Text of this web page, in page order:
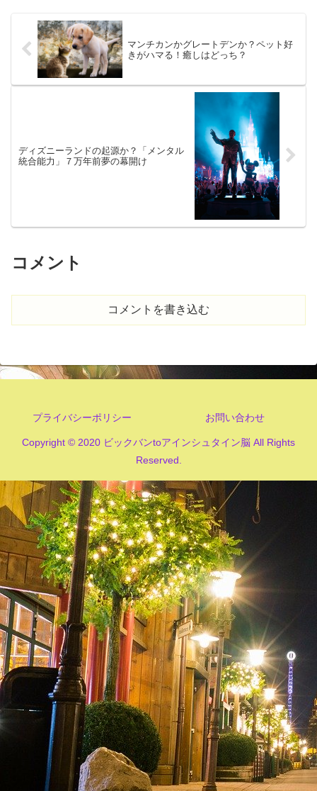
マンチカンかグレートデンか？ペット好
きがハマる！癒しはどっち？
ディズニーランドの起源か？「メンタル
統合能力」７万年前夢の幕開け
コメント
コメントを書き込む
プライバシーポリシー お問い合わせ
Copyright © 2020 ビックバンtoアインシュタイン脳 All Rights
Reserved.